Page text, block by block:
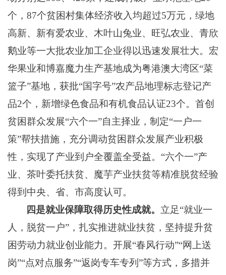
个，87个贫困村集体经济收入均超过5万元，绿地
高新、新有爱农业、木叶山兔业、旺弘农业、青欣
鹅业等一大批农业加工企业得以迅速发展壮大。宏
华果业和博嘉魔力生产基地成为粤港澳大湾区“菜
篮子”基地，获批“国字号”农产品地理标志登记产
品2个，新增绿色食品和有机食品认证23个。 首创
贫困群众发展“六个一”自主择业，制定“一户一
策”帮扶措施，充分调动贫困群众发展产业积极
性，实现了产业到户全覆盖全受益。“六个一”产
业、 茶叶委托扶贫、魔芋产业扶贫等精准脱贫经验
得到 中央、 省、市高度认可。
四是就业保障取得历史性成就。 立足“就业一
人，脱贫一户”， 扎实推进就业扶贫，坚持提升贫
困劳动力就业创业能力 。 开展“春风行动”“网上送
岗”“点对点服务”“返岗专车专列”等方式 ， 多措并